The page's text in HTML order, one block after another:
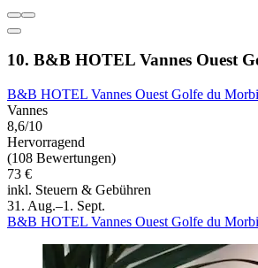
10. B&B HOTEL Vannes Ouest
B&B HOTEL Vannes Ouest Golfe du
Vannes
8,6/10
Hervorragend
(108 Bewertungen)
73 €
inkl. Steuern & Gebühren
31. Aug.–1. Sept.
B&B HOTEL Vannes Ouest Golfe du